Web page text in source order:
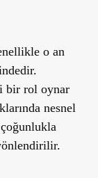
o an
bir rol oynar
nesnel